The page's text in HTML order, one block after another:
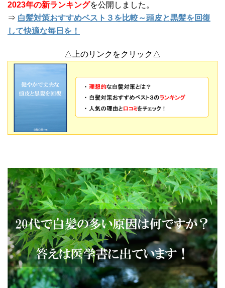
2023年の新ランキングを公開しました。
⇒ 白髪対策おすすめベスト３を比較～頭皮と黒髪を回復
して快適な毎日を！
△上のリンクをクリック△